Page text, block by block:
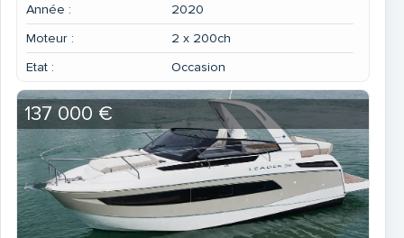
Année :
2020
Moteur :
2 x 200ch
Etat :
Occasion
137 000 €